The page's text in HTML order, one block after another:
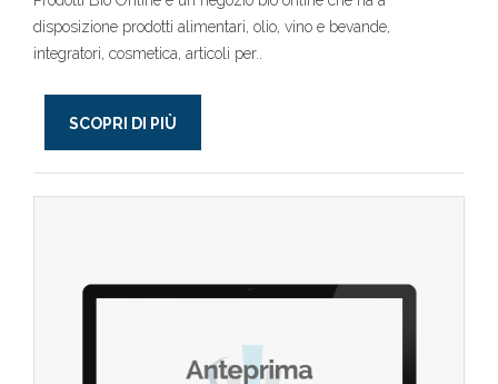
disposizione prodotti alimentari, olio, vino e bevande,
integratori, cosmetica, articoli per..
SCOPRI DI PIÙ